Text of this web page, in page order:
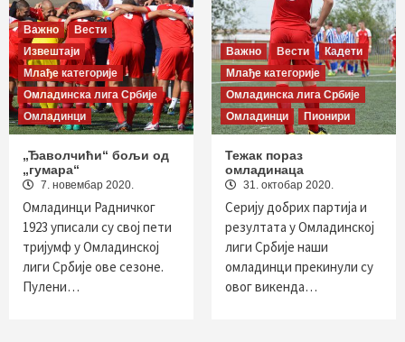
Важно
Вести
Извештаји
Млађе категорије
Омладинска лига Србије
Омладинци
„Ђаволчићи“ бољи од
„гумара“
7. новембар 2020.
Омладинци Радничког
1923 уписали су свој пети
тријумф у Омладинској
лиги Србије ове сезоне.
Пулени…
Важно Вести
Кадети
Млађе категорије
Омладинска лига Србије
Омладинци
Пионири
Тежак пораз
омладинаца
31. октобар 2020.
Серију добрих партија и
резултата у Омладинској
лиги Србије наши
омладинци прекинули су
овог викенда…